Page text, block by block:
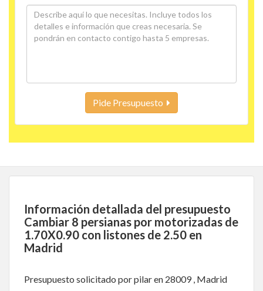
Pide Presupuesto
Información detallada del presupuesto
Cambiar 8 persianas por motorizadas de
1.70X0.90 con listones de 2.50 en
Madrid
Presupuesto solicitado por pilar en 28009 , Madrid